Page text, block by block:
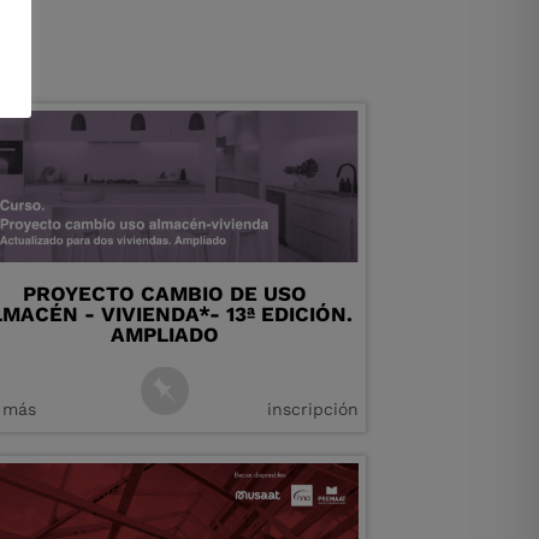
PROYECTO CAMBIO DE USO
- VIVIENDA*- 13ª EDICIÓN.
AMPLIADO
inscripción